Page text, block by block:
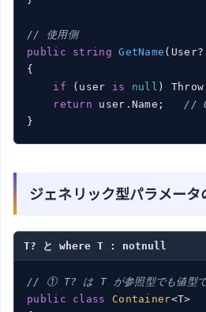
// 使用側
public
string GetName (
{
if (user is null )
return user.Name; //
ジェネリック型パラメータ
T? と where T : notnull
// ① T? は T が参照型でも値型
public
class Container<T>